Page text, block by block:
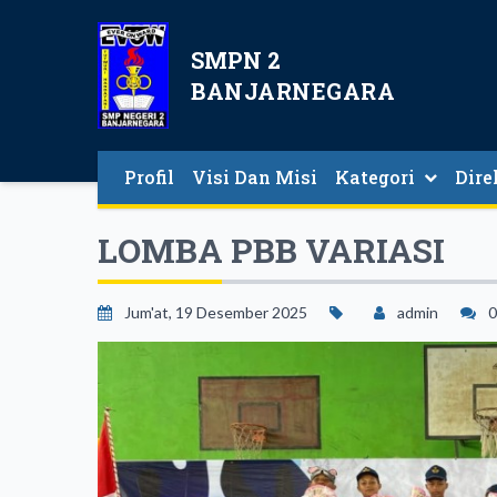
SMPN 2
BANJARNEGARA
Profil Visi Dan Misi Kategori
LOMBA PBB VARIASI
Jum'at, 19 Desember 2025 admin